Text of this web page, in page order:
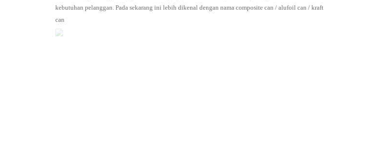
kebutuhan pelanggan. Pada sekarang ini lebih dikenal dengan nama composite can / alufoil can / kraft
can